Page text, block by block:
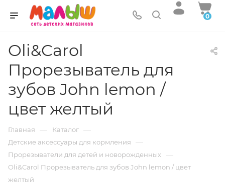
0
Oli&Carol
Прорезыватель для
зубов John lemon /
цвет желтый
Главная — Каталог —
Детские аксессуары для кормления —
Прорезыватели для детей и новорожденных —
Oli&Carol Прорезыватель для зубов John lemon / цвет
желтый